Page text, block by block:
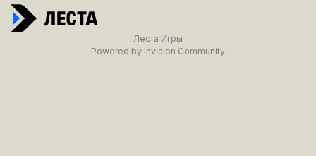
Леста Игры
Powered by Invision Community